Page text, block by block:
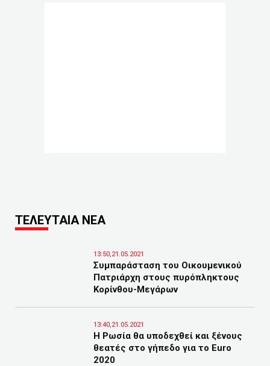
ΤΕΛΕΥΤΑΙΑ ΝΕΑ
13:50,21.05.2021
Συμπαράσταση του Οικουμενικού
Πατριάρχη στους πυρόπληκτους
Κορίνθου-Μεγάρων
13:40,21.05.2021
Η Ρωσία θα υποδεχθεί και ξένους
θεατές στο γήπεδο για το Euro
2020